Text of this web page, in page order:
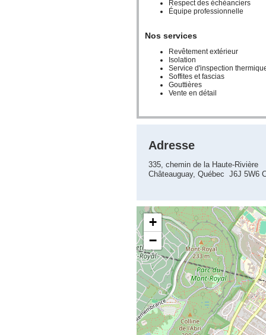
Respect des échéanciers
Équipe professionnelle
Nos services
Revêtement extérieur
Isolation
Service d'inspection
Soffites et fascias
Gouttières
Vente en détail
Adresse
335, chemin de la Haute-Rivière
Châteauguay, Québec J6J 5W6
+
−